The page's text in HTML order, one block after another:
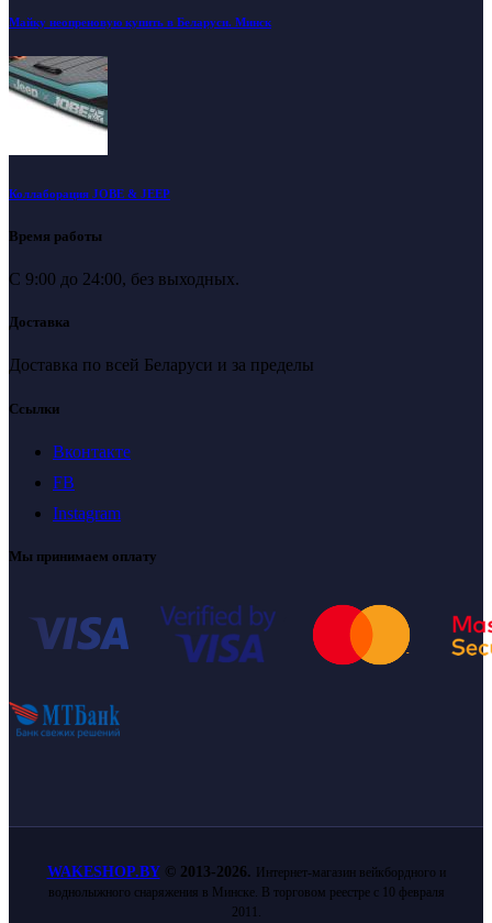
Майку неопреновую купить в Беларуси. Минск
Коллаборация JOBE & JEEP
Время работы
С 9:00 до 24:00, без выходных.
Доставка
Доставка по всей Беларуси и за пределы
Ссылки
Вконтакте
FB
Instagram
Мы принимаем оплату
WAKESHOP.BY © 2013-2026.
Интернет-магазин вейкбордного и
воднолыжного снаряжения в Минске. В торговом реестре с 10 февраля
2011.